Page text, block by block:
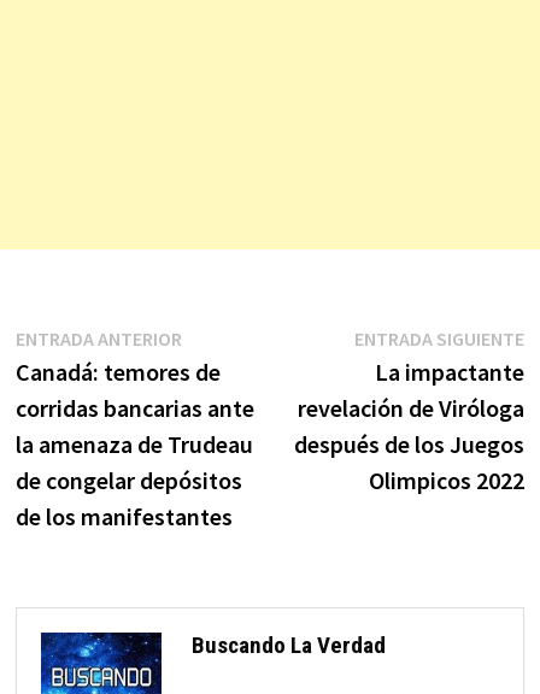
Navegación
de
entradas
ENTRADA ANTERIOREntrada
anterior:
Canadá: temores de
corridas bancarias ante
la amenaza de Trudeau
de congelar depósitos
de los manifestantes
ENTRADA SIGUIENTE
La impactante
revelación de Viróloga
después de los Juegos
Olimpicos 2022
Buscando La Verdad